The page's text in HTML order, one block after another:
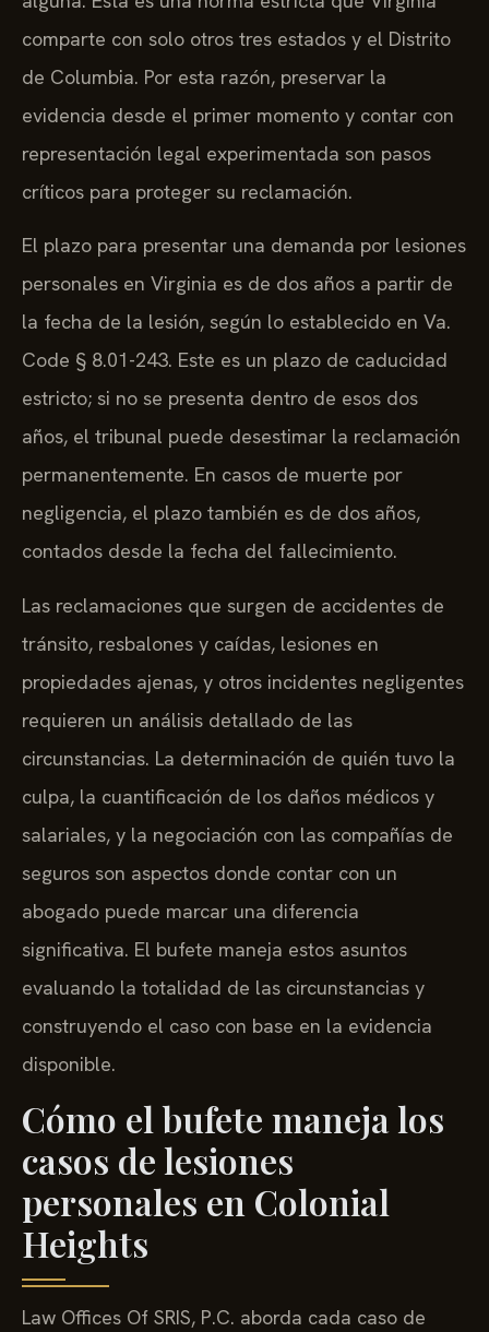
comparte con solo otros tres estados y el Distrito
de Columbia. Por esta razón, preservar la
evidencia desde el primer momento y contar con
representación legal experimentada son pasos
críticos para proteger su reclamación.
El plazo para presentar una demanda por lesiones
personales en Virginia es de dos años a partir de
la fecha de la lesión, según lo establecido en Va.
Code § 8.01-243. Este es un plazo de caducidad
estricto; si no se presenta dentro de esos dos
años, el tribunal puede desestimar la reclamación
permanentemente. En casos de muerte por
negligencia, el plazo también es de dos años,
contados desde la fecha del fallecimiento.
Las reclamaciones que surgen de accidentes de
tránsito, resbalones y caídas, lesiones en
propiedades ajenas, y otros incidentes negligentes
requieren un análisis detallado de las
circunstancias. La determinación de quién tuvo la
culpa, la cuantificación de los daños médicos y
salariales, y la negociación con las compañías de
seguros son aspectos donde contar con un
abogado puede marcar una diferencia
significativa. El bufete maneja estos asuntos
evaluando la totalidad de las circunstancias y
construyendo el caso con base en la evidencia
disponible.
Cómo el bufete maneja los
casos de lesiones
personales en Colonial
Heights
Law Offices Of SRIS, P.C. aborda cada caso de